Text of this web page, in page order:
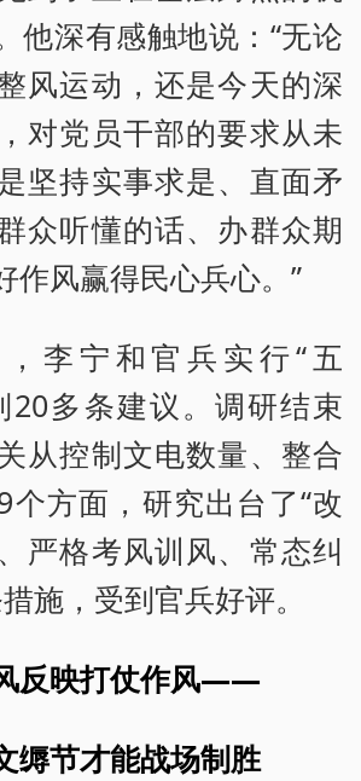
他深有感触地说：“无论
风运动，还是今天的深
对党员干部的要求从未
坚持实事求是、直面矛
众听懂的话、办群众期
作风赢得民心兵心。”
李宁和官兵实行“五
20多条建议。调研结束
从控制文电数量、整合
个方面，研究出台了“改
严格考风训风、常态纠
施，受到官兵好评。
反映打仗作风——
缛节才能战场制胜